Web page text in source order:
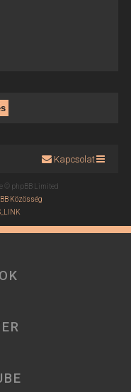
Kapcsolat
© phpBB Limited
Közösség